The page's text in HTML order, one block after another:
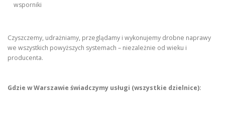
wsporniki
Czyszczemy, udrażniamy, przeglądamy i wykonujemy drobne naprawy
we wszystkich powyższych systemach – niezależnie od wieku i
producenta.
Gdzie w Warszawie świadczymy usługi (wszystkie dzielnice):